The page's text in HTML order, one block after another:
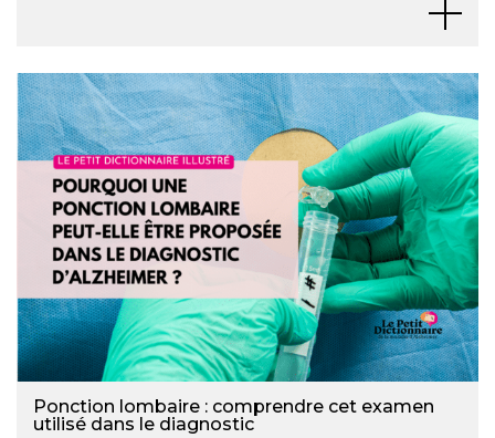
Ponction lombaire : comprendre cet examen
utilisé dans le diagnostic